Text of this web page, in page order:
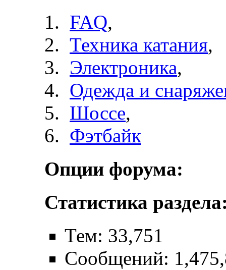
FAQ,
Техника катания,
Электроника,
Одежда и
Шоссе,
Фэтбайк
Опции форума:
Статистика
Тем: 33,751
Сообщений: